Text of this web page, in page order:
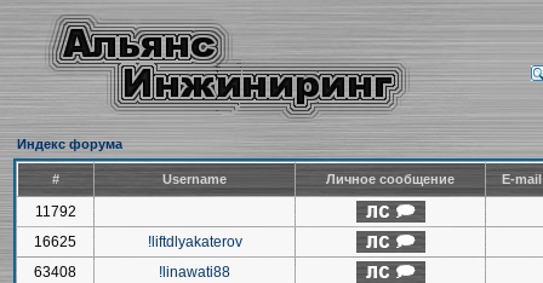
Индекс форума
# Username Личное сообщение E-
11792
16625
!liftdlyakaterov
63408
!linawati88